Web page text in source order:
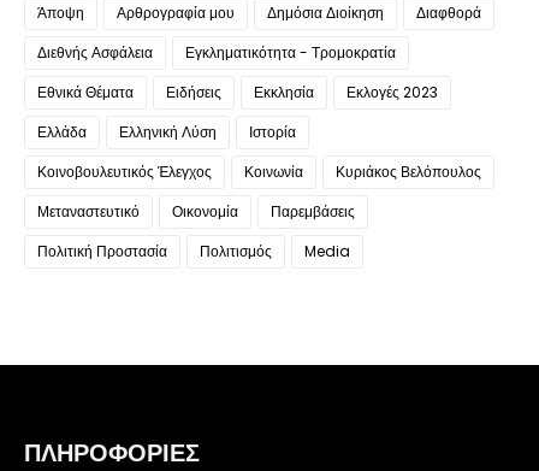
Άποψη Αρθρογραφία μου Δημόσια Διοίκηση
Διαφθορά
Διεθνής Ασφάλεια
Εγκληματικότητα - Τρομοκρατία
Εθνικά Θέματα
Ειδήσεις Εκκλησία
Εκλογές 2023
Ελλάδα
Ελληνική Λύση
Ιστορία
Κοινοβουλευτικός Έλεγχος
Κοινωνία
Κυριάκος Βελόπουλος
Μεταναστευτικό
Οικονομία
Παρεμβάσεις
Πολιτική Προστασία
Πολιτισμός Media
ΠΛΗΡΟΦΟΡΙΕΣ